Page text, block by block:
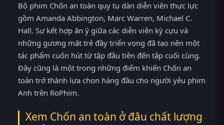
Bộ phim Chốn an toàn quy tụ dàn diễn viên thực lực
gồm Amanda Abbington, Marc Warren, Michael C.
Hall. Sự kết hợp ăn ý giữa các diễn viên kỳ cựu và
những gương mặt trẻ đầy triển vọng đã tạo nên một
tác phẩm cuốn hút từ tập đầu tiên đến tập cuối cùng.
Đây cũng là một trong những điểm khiến Chốn an
toàn trở thành lựa chọn hàng đầu cho người yêu phim
Anh trên RoPhim.
Xem Chốn an toàn ở đâu chất lượng